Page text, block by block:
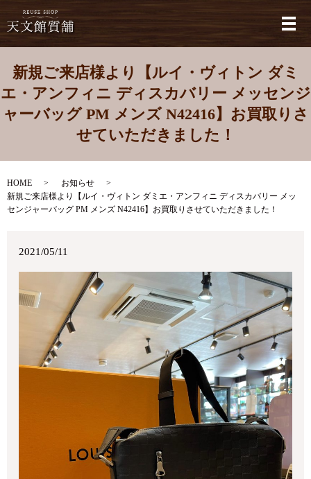
メ
新規ご来店様より【ルイ・ヴィトン ダミ
エ・アンフィニ ディスカバリー メッセンジ
ャーバッグ PM メンズ N42416】お買取りさ
せていただきました！
HOME
お知らせ
新規ご来店様より【ルイ・ヴィトン ダミエ・アンフィニ ディスカバリー メッ
センジャーバッグ PM メンズ N42416】お買取りさせていただきました！
2021/05/11